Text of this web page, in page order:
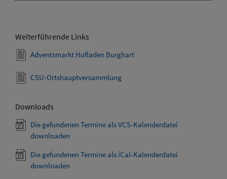
Weiterführende Links
Adventsmarkt Hofladen Burghart
CSU-Ortshauptversammlung
Downloads
Die gefundenen Termine als VCS-Kalenderdatei
downloaden
Die gefundenen Termine als iCal-Kalenderdatei
downloaden